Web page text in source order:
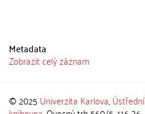
Metadata
Zobrazit celý záznam
© 2025 Univerzita Karlova,Ústřední